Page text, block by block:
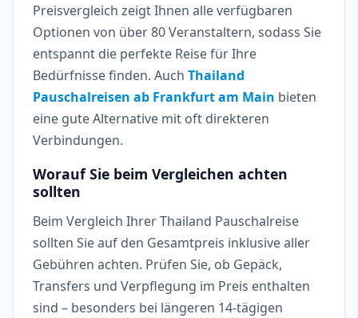
Preisvergleich zeigt Ihnen alle verfügbaren
Optionen von über 80 Veranstaltern, sodass Sie
entspannt die perfekte Reise für Ihre
Bedürfnisse finden. Auch Thailand
Pauschalreisen ab Frankfurt am Main bieten
eine gute Alternative mit oft direkteren
Verbindungen.
Worauf Sie beim Vergleichen achten
sollten
Beim Vergleich Ihrer Thailand Pauschalreise
sollten Sie auf den Gesamtpreis inklusive aller
Gebühren achten. Prüfen Sie, ob Gepäck,
Transfers und Verpflegung im Preis enthalten
sind – besonders bei längeren 14-tägigen